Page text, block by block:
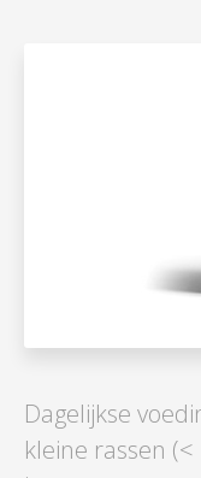
Dagelijkse
kleine rassen